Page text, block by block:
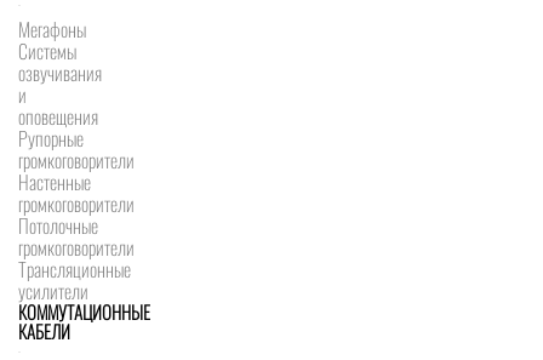
Мегафоны
Системы
озвучивания
и
оповещения
Рупорные
громкоговорители
Настенные
громкоговорители
Потолочные
громкоговорители
Трансляционные
усилители
КОММУТАЦИОННЫЕ
КАБЕЛИ